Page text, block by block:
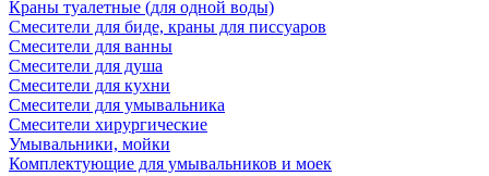
Краны туалетные (для одной воды)
Смесители для биде, краны для писсуаров
Смесители для ванны
Смесители для душа
Смесители для кухни
Смесители для умывальника
Смесители хирургические
Умывальники, мойки
Комплектующие для умывальников и моек